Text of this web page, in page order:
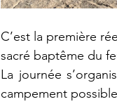
C’est la première
sacré baptême du
La journée
campement